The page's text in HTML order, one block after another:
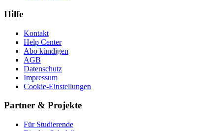
Hilfe
Kontakt
Help Center
Abo kündigen
AGB
Datenschutz
Impressum
Cookie-Einstellungen
Partner & Projekte
Für Stu­die­rende